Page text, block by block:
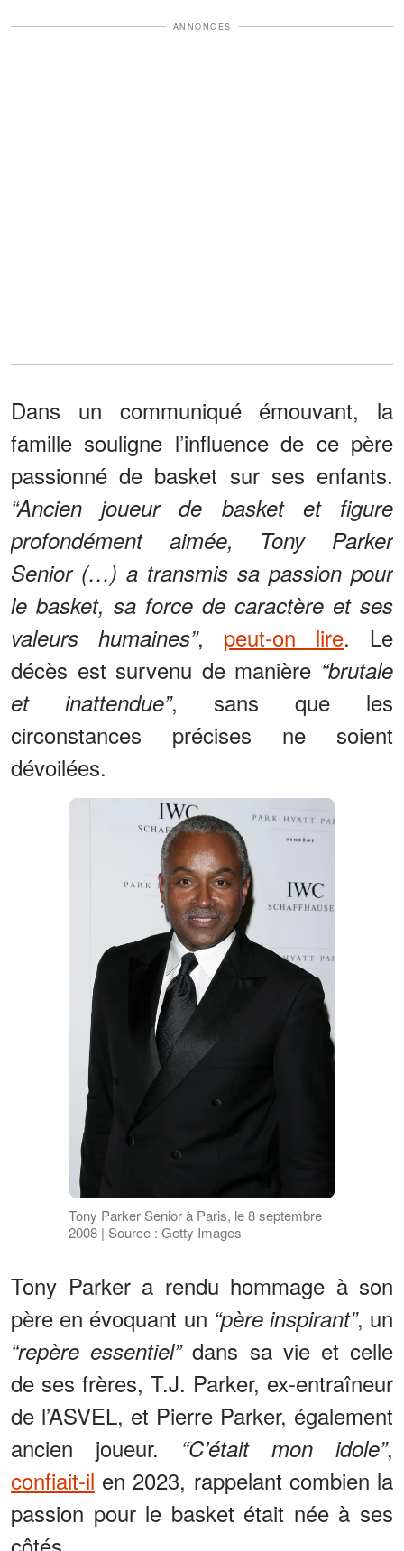
ANNONCES
Dans un communiqué émouvant, la
famille souligne l’influence de ce père
passionné de basket sur ses enfants.
“Ancien joueur de basket et figure
profondément aimée, Tony Parker
Senior (…) a transmis sa passion pour
le basket, sa force de caractère et ses
valeurs humaines”, peut-on lire. Le
décès est survenu de manière “brutale
et inattendue”, sans que les
circonstances précises ne soient
dévoilées.
Tony Parker Senior à Paris, le 8 septembre
2008 | Source : Getty Images
Tony Parker a rendu hommage à son
père en évoquant un “père inspirant”, un
“repère essentiel”dans sa vie et celle
de ses frères, T.J. Parker, ex-entraîneur
de l’ASVEL, et Pierre Parker, également
ancien joueur. “C’était mon idole”,
confiait-il en 2023, rappelant combien la
passion pour le basket était née à ses